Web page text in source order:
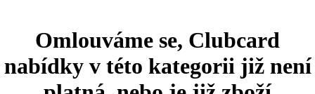
Omlouváme se, Clubcard
nabídky v této kategorii již není